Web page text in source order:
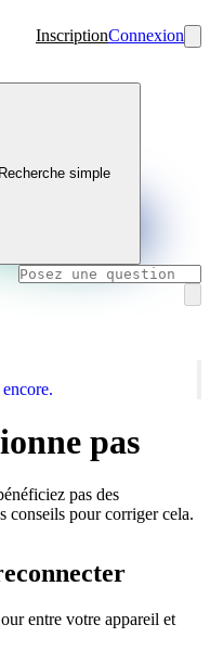
InscriptionConnexion
Recherche simple
pas
pas des
conseils pour corriger cela.
entre votre appareil et